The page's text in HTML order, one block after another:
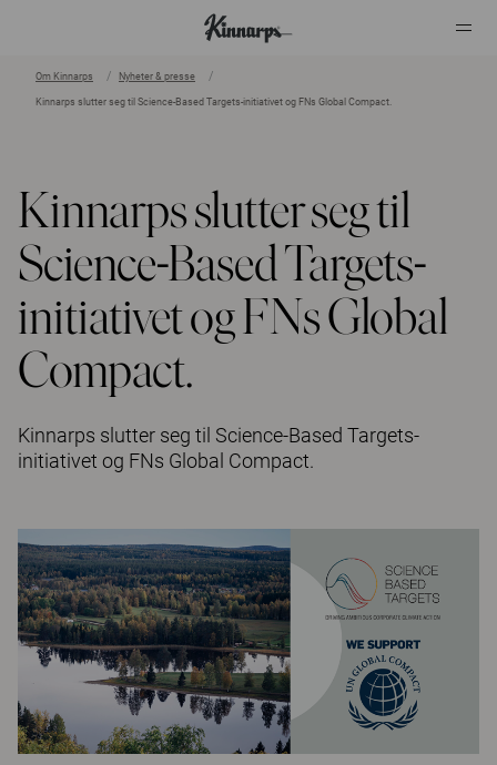
Om Kinnarps Nyheter & presse
Kinnarps slutter seg til Science-Based Targets-initiativet og FNs Global Compact.
Kinnarps slutter seg til
Science-Based Targets-
initiativet og FNs Global
Compact.
Kinnarps slutter seg til Science-Based Targets-
initiativet og FNs Global Compact.